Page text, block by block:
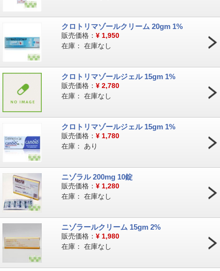
クロトリマゾールクリーム 20gm 1%
販売価格： ¥ 1,950
在庫： 在庫なし
クロトリマゾールジェル 15gm 1%
販売価格： ¥ 2,780
在庫： 在庫なし
クロトリマゾールジェル 15gm 1%
販売価格： ¥ 1,780
在庫： あり
ニゾラル 200mg 10錠
販売価格： ¥ 1,280
在庫： 在庫なし
ニゾラールクリーム 15gm 2%
販売価格： ¥ 1,980
在庫： 在庫なし